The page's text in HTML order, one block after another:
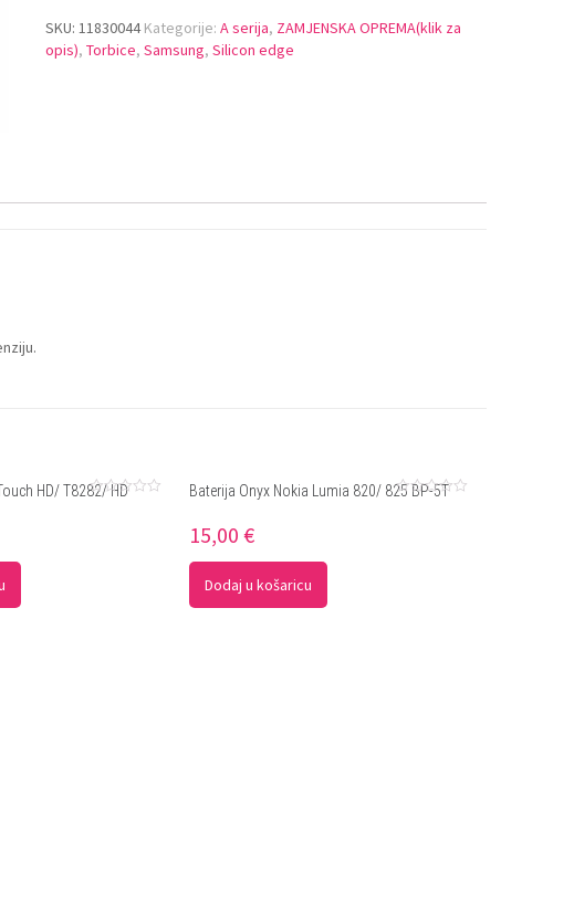
SKU:11830044 Kategorije:A serija, ZAMJENSKA OPREMA(klik za
opis),Torbice,Samsung,Silicon edge
HD/ T8282/ HD Baterija Onyx Nokia Lumia 820/ 825 BP-5T
15,00 €
Dodaj u košaricu